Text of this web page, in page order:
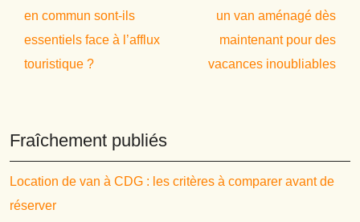
en commun sont-ils
essentiels face à l’afflux
touristique ?
un van aménagé dès
maintenant pour des
vacances inoubliables
Fraîchement publiés
Location de van à CDG : les critères à comparer avant de
réserver